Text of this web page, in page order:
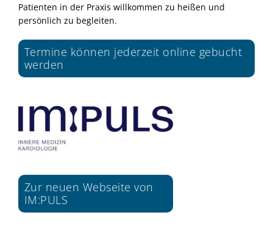
Patienten in der Praxis willkommen zu heißen und
persönlich zu begleiten.
Termine können jederzeit online gebucht
werden
Zur neuen Webseite von
IM:PULS